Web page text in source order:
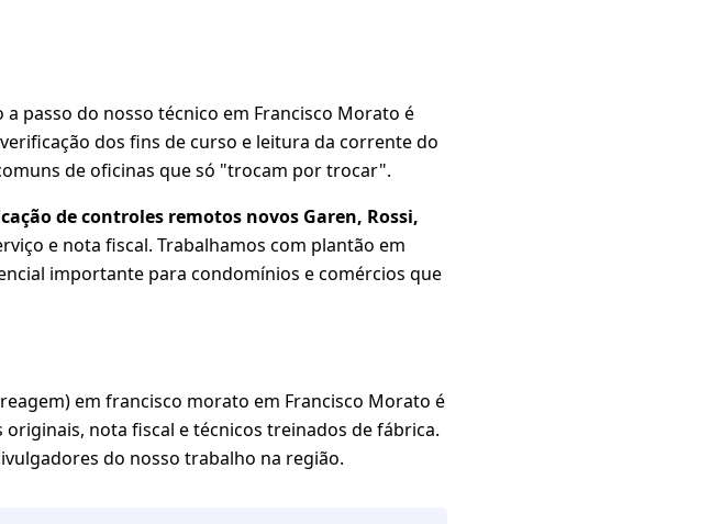
a passo do nosso técnico em Francisco Morato é
dos fins de curso e leitura da corrente do
de oficinas que só "trocam por trocar".
de controles remotos novos Garen, Rossi,
e nota fiscal. Trabalhamos com plantão em
importante para condomínios e comércios que
em francisco morato em Francisco Morato é
nota fiscal e técnicos treinados de fábrica.
do nosso trabalho na região.